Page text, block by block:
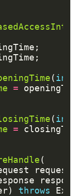
;
;
(int
=
(int
=
(
request
) throws